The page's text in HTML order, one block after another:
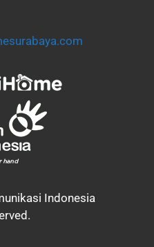
Indonesia